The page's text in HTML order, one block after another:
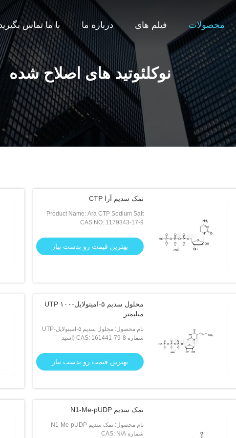
محصولات فیلم های درباره ما با ما تماس
نوکلئوتید های اصلاح شده
نمک سدیم آرا CTP
Product Name: Ara CTP Sodium Salt
CAS NO: 1179343-17-9
بهترین قیمت رو بدست بیار
محلول سدیم ۵-امینولایل-UTP ۱۰۰
میلیمتر
نام محصول: محلول سدیم ۵-امینولایل-UTP
۱۰۰ میلیمتر
شماره CAS: 161441-79-8 (اسید
بهترین قیمت رو بدست بیار
نمک سدیم N1-Me-pUDP
نام محصول: نمک سدیم N1-Me-pUDP
شماره CAS: N/A